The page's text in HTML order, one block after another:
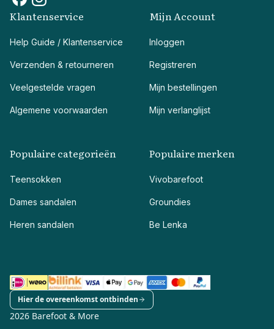
Klantenservice
Help Guide / Klantenservice
Verzenden & retourneren
Veelgestelde vragen
Algemene voorwaarden
Mijn Account
Inloggen
Registreren
Mijn bestellingen
Mijn verlanglijst
Populaire categorieën
Teensokken
Dames sandalen
Heren sandalen
Populaire merken
Vivobarefoot
Groundies
Be Lenka
2026 Barefoot & More
Hier de overeenkomst ontbinden